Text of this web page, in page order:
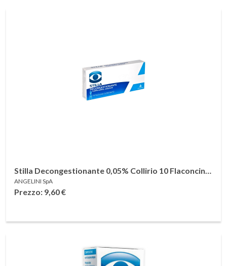
Stilla Decongestionante 0,05% Collirio 10 Flaconcini
Monodose
ANGELINI SpA
Prezzo: 9,60€